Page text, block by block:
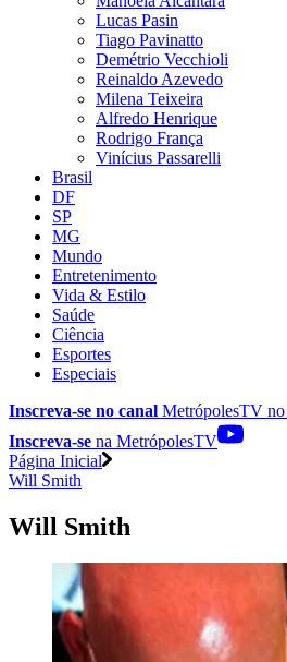
Lucas Pasin
Tiago Pavinatto
Demétrio Vecchioli
Reinaldo Azevedo
Milena Teixeira
Alfredo Henrique
Rodrigo França
Vinícius Passarelli
Brasil
DF
SP
MG
Mundo
Entretenimento
Vida & Estilo
Saúde
Ciência
Esportes
Especiais
Inscreva-se no canal MetrópolesTV no
Inscreva-se na MetrópolesTV
Página Inicial
Will Smith
Will Smith